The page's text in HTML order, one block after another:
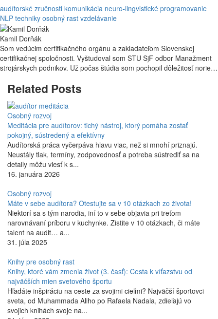
audítorské zručnosti komunikácia neuro-lingvistické programovanie
NLP techniky osobný rast vzdelávanie
Kamil Dorňák
Som vedúcim certifikačného orgánu a zakladateľom Slovenskej
certifikačnej spoločnosti. Vyštudoval som STU SjF odbor Manažment
strojárskych podnikov. Už počas štúdia som pochopil dôležitosť noriem
roku 2005. V rámci audítorskej činnosti preverujem každoročne
rozlišovať dôležité a podstatné od nepodstatného. Mám dlhoročné
skúsenosti s prácou s ľuďmi a riadením firiem, najmä v oblasti výroby.
Dbám preto na praktický prínos informácii a využitie „sedliackeho
rozumu” v riešení každodenných situácii. Veľmi si vážim aj spoluprácu
so Slovenskou národnou akreditačnou službou (SNAS), kde sa ako
technický expert zúčastňujem posudzovaní ďalších certifikačných
orgánov. Vďaka tomu som pochopil, že dobrá komunikácia je
najlepšou vizitkou profesionálneho audítora. Moja odborná kvalifikácia:
zameranej na auditovanie systémov manažérstva pod vedením
najuznávanejších lektorov. Napríklad: interný audit, externý audit,
kombinovaný audit (Eurocontrol / SSK - Slovenská spoločnosť pre
kvalitu / MASM Žilina - Ing. Majchrák), ISO 9001 (MASM - Ing.
Grauzeľ), ISO 14001 (MASM - Ing. Boďová) ISO 50001 (Bureau
Veritas - Ing. Pisoň), Školenie posudzovateľov SNAS pre systémy
Randus) a ďalšie. Normy ISO považujem za výborného pomocníka pre
všetkých, ktorí to s podnikaním myslia vážne. Systém manažérstva
kvality podľa ISO 9001 je dokonca jeden z mojich koníčkov. Často
vyvíjam nové a moderné spôsoby jeho aplikácie v praxi.
Related Posts
Osobný rozvoj
Meditácia pre audítorov: tichý nástroj, ktorý pomáha zostať
pokojný, sústredený a efektívny
Audítorská práca vyčerpáva hlavu viac, než si mnohí priznajú.
Neustály tlak, termíny, zodpovednosť a potreba sústrediť sa na
detaily môžu viesť k s...
16. januára 2026
Osobný rozvoj
Máte v sebe audítora? Otestujte sa v 10 otázkach zo života!
Niektorí sa s tým narodia, iní to v sebe objavia pri treťom
narovnávaní príboru v kuchynke. Zistite v 10 otázkach, či máte
talent na audit… a...
31. júla 2025
Knihy pre osobný rast
Knihy, ktoré vám zmenia život (3. časť): Cesta k víťazstvu od
najväčších mien svetového športu
Hľadáte inšpiráciu na ceste za svojimi cieľmi? Najväčší športovci
sveta, od Muhammada Aliho po Rafaela Nadala, zdieľajú vo
svojich knihách svoje na...